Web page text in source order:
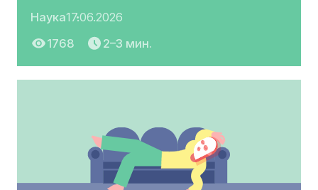
Наука17.06.2026
1768
2–3 мин.